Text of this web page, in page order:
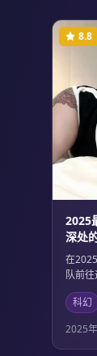
8.8
2025
深处
史诗
在
队前
园。
命形式
亡的
撼的
伦理
科幻
2025年